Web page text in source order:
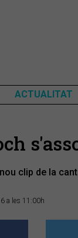
ACTUALITAT
clip de la
a les 11:00h